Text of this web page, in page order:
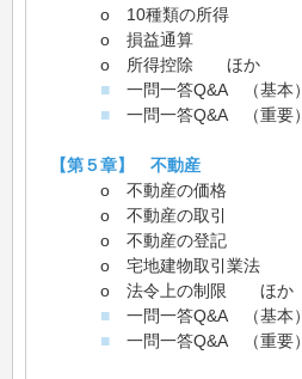
o 10種類の所得
o 損益通算
o 所得控除 ほか
■ 一問一答Q&A （基本）
■ 一問一答Q&A （重要）
【第５章】 不動産
o 不動産の価格
o 不動産の取引
o 不動産の登記
o 宅地建物取引業法
o 法令上の制限 ほか
■ 一問一答Q&A （基本）
■ 一問一答Q&A （重要）